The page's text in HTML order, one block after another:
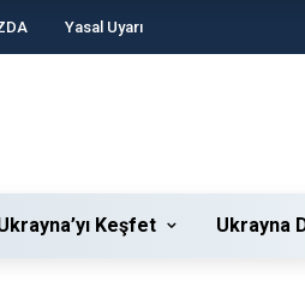
Yasal Uyarı
Keşfet Ukrayna